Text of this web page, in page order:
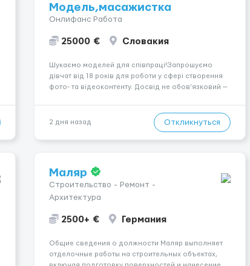
Модель,масажистка
Онлифанс Работа
25000 € Словакия
Шукаємо моделей для співпраці!Запрошуємо
дівчат від 18 років для роботи у сфері створення
фото- та відеоконтенту. Досвід не обов’язковий —
конфіденційність і професійну підтримку.
Працюємо офіційно, поважаємо особ...
2 дня назад Откликнуться
Маляр
Строительство - Ремонт -
Архитектура
2500+ € Германия
Общие сведения о должности Маляр выполняет
отделочные работы на строительных объектах,